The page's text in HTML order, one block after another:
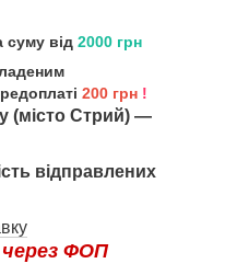
суму від 2000 грн
200 грн !
(місто Стрий) —
відправлених
ФОП